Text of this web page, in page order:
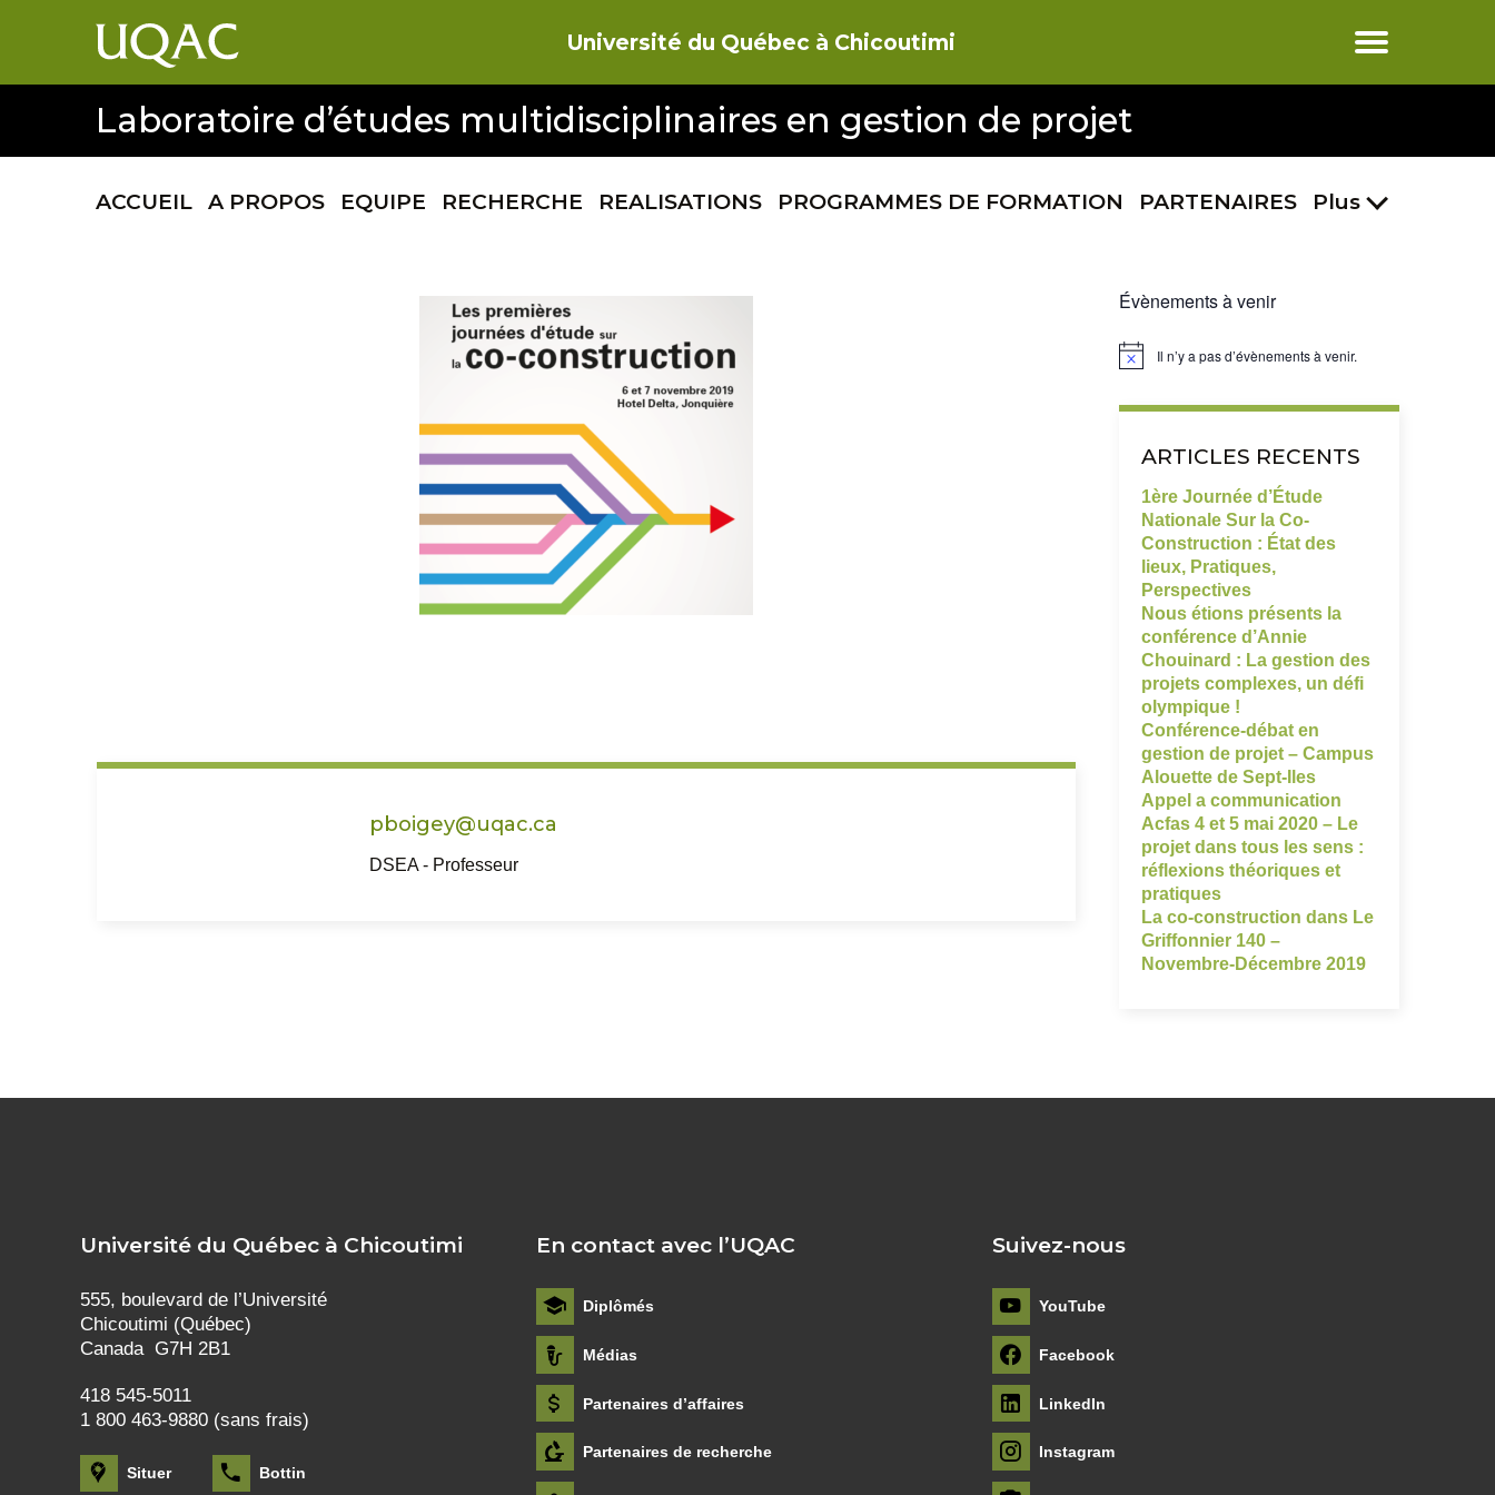
Université du Québec à Chicoutimi
Laboratoire d’études multidisciplinaires en gestion de projet
ACCUEIL A PROPOS EQUIPE RECHERCHE REALISATIONS PROGRAMMES DE FORMATION PARTENAIRES Plus
pboigey@uqac.ca
DSEA - Professeur
Évènements à venir
Notice Il n’y a pas d’évènements à venir.
ARTICLES RECENTS
1ère Journée d’Étude
Nationale Sur la Co-
Construction : État des
lieux, Pratiques,
Perspectives
Nous étions présents la
conférence d’Annie
Chouinard : La gestion des
projets complexes, un défi
olympique !
Conférence-débat en
gestion de projet – Campus
Alouette de Sept-Iles
Appel a communication
Acfas 4 et 5 mai 2020 – Le
projet dans tous les sens :
réflexions théoriques et
pratiques
La co-construction dans Le
Griffonnier 140 –
Novembre-Décembre 2019
Université du Québec à Chicoutimi
555, boulevard de l’Université
Chicoutimi (Québec)
Canada G7H 2B1
418 545-5011
1 800 463-9880 (sans frais)
Situer Bottin
En contact avec l’UQAC
Diplômés
Médias
Partenaires d’affaires
Partenaires de recherche
Suivez-nous
YouTube
Facebook
LinkedIn
Instagram